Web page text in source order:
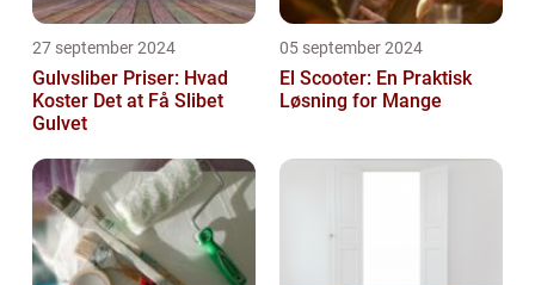
27 september 2024
Gulvsliber Priser: Hvad
Koster Det at Få Slibet
Gulvet
05 september 2024
El Scooter: En Praktisk
Løsning for Mange